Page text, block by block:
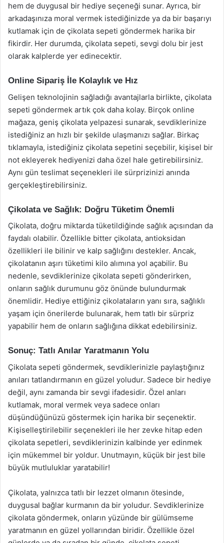
hem de duygusal bir hediye seçeneği sunar. Ayrıca, bir
arkadaşınıza moral vermek istediğinizde ya da bir başarıyı
kutlamak için de çikolata sepeti göndermek harika bir
fikirdir. Her durumda, çikolata sepeti, sevgi dolu bir jest
olarak kalplerde yer edinecektir.
Online Sipariş İle Kolaylık ve Hız
Gelişen teknolojinin sağladığı avantajlarla birlikte, çikolata
sepeti göndermek artık çok daha kolay. Birçok online
mağaza, geniş çikolata yelpazesi sunarak, sevdiklerinize
istediğiniz an hızlı bir şekilde ulaşmanızı sağlar. Birkaç
tıklamayla, istediğiniz çikolata sepetini seçebilir, kişisel bir
not ekleyerek hediyenizi daha özel hale getirebilirsiniz.
Aynı gün teslimat seçenekleri ile sürprizinizi anında
gerçekleştirebilirsiniz.
Çikolata ve Sağlık: Doğru Tüketim Önemli
Çikolata, doğru miktarda tüketildiğinde sağlık açısından da
faydalı olabilir. Özellikle bitter çikolata, antioksidan
özellikleri ile bilinir ve kalp sağlığını destekler. Ancak,
çikolatanın aşırı tüketimi kilo alımına yol açabilir. Bu
nedenle, sevdiklerinize çikolata sepeti gönderirken,
onların sağlık durumunu göz önünde bulundurmak
önemlidir. Hediye ettiğiniz çikolataların yanı sıra, sağlıklı
yaşam için önerilerde bulunarak, hem tatlı bir sürpriz
yapabilir hem de onların sağlığına dikkat edebilirsiniz.
Sonuç: Tatlı Anılar Yaratmanın Yolu
Çikolata sepeti göndermek, sevdiklerinizle paylaştığınız
anıları tatlandırmanın en güzel yoludur. Sadece bir hediye
değil, aynı zamanda bir sevgi ifadesidir. Özel anları
kutlamak, moral vermek veya sadece onları
düşündüğünüzü göstermek için harika bir seçenektir.
Kişiselleştirilebilir seçenekleri ile her zevke hitap eden
çikolata sepetleri, sevdiklerinizin kalbinde yer edinmek
için mükemmel bir yoldur. Unutmayın, küçük bir jest bile
büyük mutluluklar yaratabilir!
Çikolata, yalnızca tatlı bir lezzet olmanın ötesinde,
duygusal bağlar kurmanın da bir yoludur. Sevdiklerinize
çikolata göndermek, onların yüzünde bir gülümseme
yaratmanın en güzel yollarından biridir. Özellikle özel